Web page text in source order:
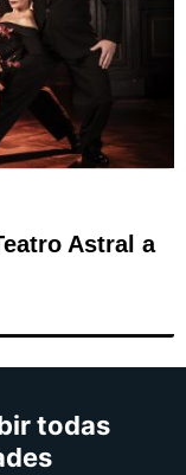
Astral a
todas